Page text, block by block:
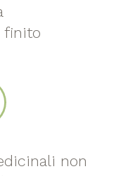
finito
non